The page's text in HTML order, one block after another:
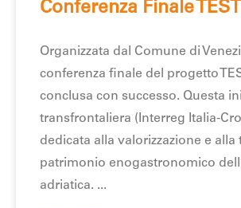
Conferenza Finale
Organizzata dal Comune di
conferenza finale del progetto
conclusa con successo. Questa
transfrontaliera (Interreg Italia-
dedicata alla valorizzazione e alla
patrimonio enogastronomico
adriatica.